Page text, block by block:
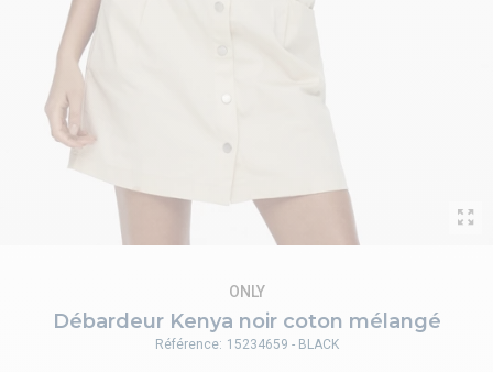
Débardeur Kenya noir coton mélangé
ONLY
Référence: 15234659 - BLACK